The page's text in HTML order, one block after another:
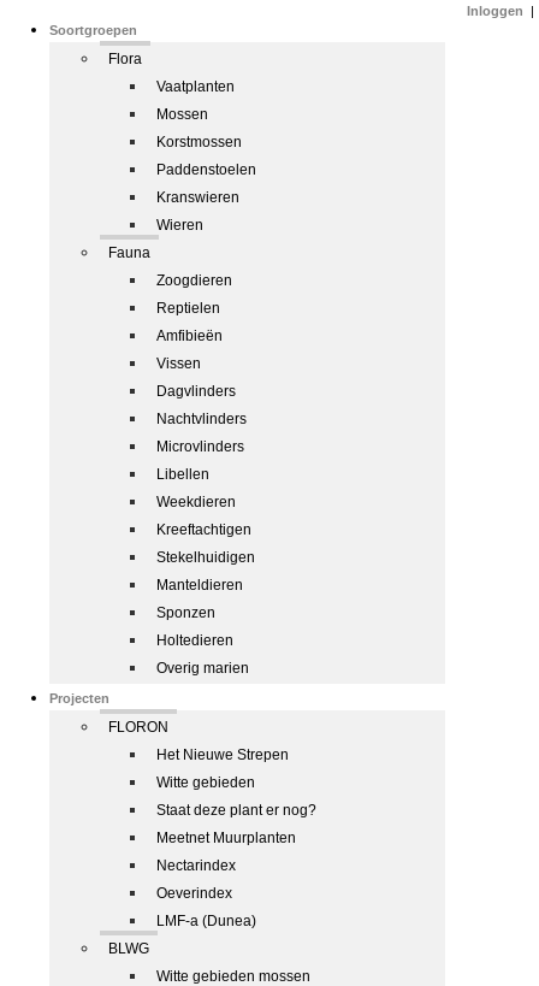
Soortgroepen
Flora
Vaatplanten
Mossen
Korstmossen
Paddenstoelen
Kranswieren
Wieren
Fauna
Zoogdieren
Reptielen
Amfibieën
Vissen
Dagvlinders
Nachtvlinders
Microvlinders
Libellen
Weekdieren
Kreeftachtigen
Stekelhuidigen
Manteldieren
Sponzen
Holtedieren
Overig marien
Projecten
FLORON
Het Nieuwe Strepen
Witte gebieden
Staat deze plant er nog?
Meetnet Muurplanten
Nectarindex
Oeverindex
LMF-a (Dunea)
BLWG
Witte gebieden mossen
Inloggen |